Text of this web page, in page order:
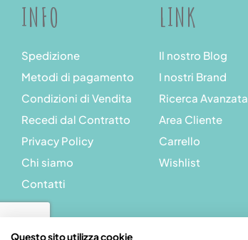
INFO
Spedizione
Metodi di pagamento
Condizioni di Vendita
Recedi dal Contratto
Privacy Policy
Chi siamo
Contatti
LINK
Il nostro Blog
I nostri Brand
Ricerca Avanzata
Area Cliente
Carrello
Wishlist
Questo sito utilizza cookie